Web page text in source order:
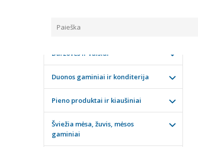
KATEGORIJOS
Daržovės ir vaisiai
Duonos gaminiai ir konditerija
Pieno produktai ir kiaušiniai
Šviežia mėsa, žuvis, mėsos
gaminiai